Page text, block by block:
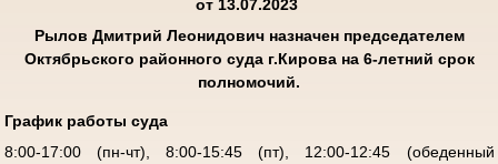
от 13.07.2023
Рылов Дмитрий Леонидович назначен председателем
Октябрьского районного суда г.Кирова на 6-летний срок
полномочий.
График работы суда
8:00-17:00 (пн-чт), 8:00-15:45 (пт), 12:00-12:45 (обеденный